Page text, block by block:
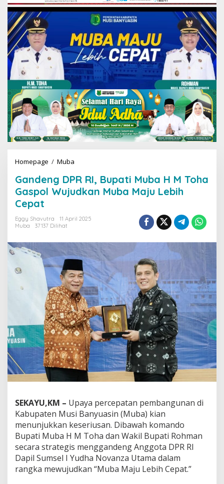
Homepage / Muba
n
d
e
g
R
I
,
B
u
p
a
t
i
M
u
b
a
H
h
a
G
a
s
p
o
l
Gandeng DPR RI, Bupati Muba H M Toha
Gaspol Wujudkan Muba Maju Lebih
Cepat
Eggy Shavutra
11 April 2025
Muba
37137 Dilihat
SEKAYU,KM – Upaya percepatan pembangunan di
Kabupaten Musi Banyuasin (Muba) kian
menunjukkan keseriusan. Dibawah komando
Bupati Muba H M Toha dan Wakil Bupati Rohman
secara strategis menggandeng Anggota DPR RI
Dapil Sumsel I Yudha Novanza Utama dalam
rangka mewujudkan “Muba Maju Lebih Cepat.”